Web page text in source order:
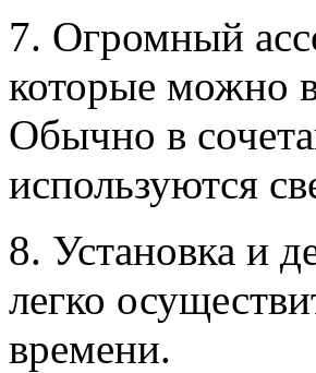
7. Огромный
которые можно
Обычно в
используются
8. Установка и
легко
времени.